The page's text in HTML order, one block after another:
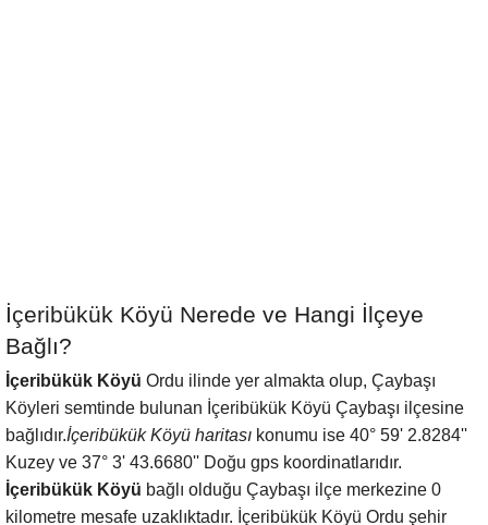
İçeribükük Köyü Nerede ve Hangi İlçeye
Bağlı?
İçeribükük Köyü Ordu ilinde yer almakta olup, Çaybaşı
Köyleri semtinde bulunan İçeribükük Köyü Çaybaşı ilçesine
bağlıdır.İçeribükük Köyü haritası konumu ise 40° 59' 2.8284''
Kuzey ve 37° 3' 43.6680'' Doğu gps koordinatlarıdır.
İçeribükük Köyü bağlı olduğu Çaybaşı ilçe merkezine 0
kilometre mesafe uzaklıktadır. İçeribükük Köyü Ordu şehir